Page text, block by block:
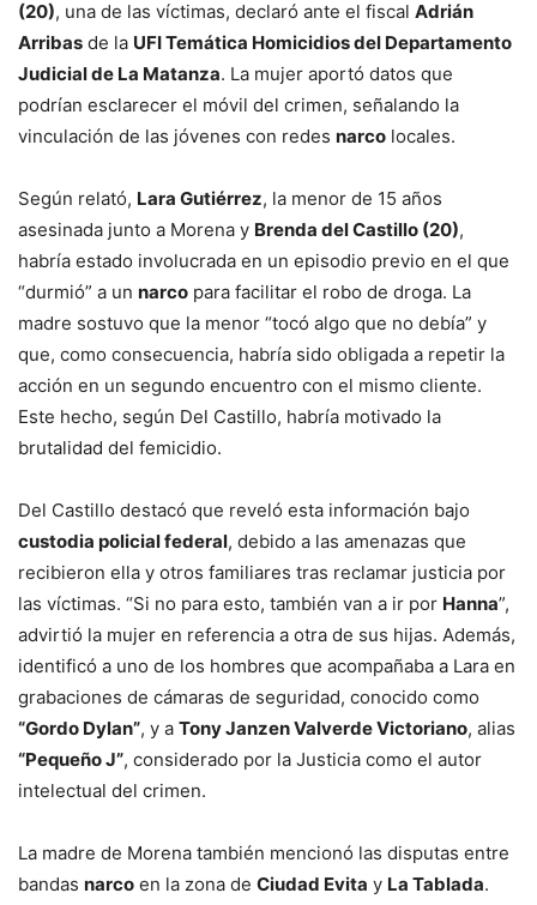
(20), una de las víctimas, declaró ante el fiscal Adrián
Arribas de la UFI Temática Homicidios del Departamento
Judicial de La Matanza. La mujer aportó datos que
podrían esclarecer el móvil del crimen, señalando la
vinculación de las jóvenes con redes narco locales.
Según relató, Lara Gutiérrez, la menor de 15 años
asesinada junto a Morena y Brenda del Castillo (20),
habría estado involucrada en un episodio previo en el que
“durmió” a un narco para facilitar el robo de droga. La
madre sostuvo que la menor “tocó algo que no debía” y
que, como consecuencia, habría sido obligada a repetir la
acción en un segundo encuentro con el mismo cliente.
Este hecho, según Del Castillo, habría motivado la
brutalidad del femicidio.
Del Castillo destacó que reveló esta información bajo
custodia policial federal, debido a las amenazas que
recibieron ella y otros familiares tras reclamar justicia por
las víctimas. “Si no para esto, también van a ir por Hanna”,
advirtió la mujer en referencia a otra de sus hijas. Además,
identificó a uno de los hombres que acompañaba a Lara en
grabaciones de cámaras de seguridad, conocido como
“Gordo Dylan”, y a Tony Janzen Valverde Victoriano, alias
“Pequeño J”, considerado por la Justicia como el autor
intelectual del crimen.
La madre de Morena también mencionó las disputas entre
bandas narco en la zona de Ciudad Evita y La Tablada.